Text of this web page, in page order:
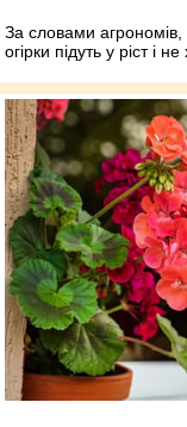
За словами агрономів,
огірки підуть у ріст і не